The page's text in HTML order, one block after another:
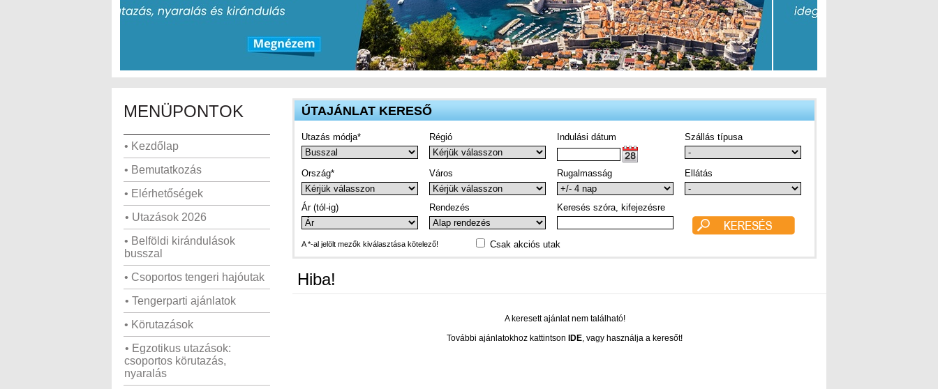
MENÜPONTOK
• Kezdőlap
• Bemutatkozás
• Elérhetőségek
• Utazások 2026
• Belföldi kirándulások
busszal
• Csoportos tengeri hajóutak
• Tengerparti ajánlatok
• Körutazások
• Egzotikus utazások:
csoportos körutazás,
nyaralás
ÚTAJÁNLAT KERESŐ
Utazás módja* Régió Indulási dátum Szállás típusa
Ország* Város Rugalmasság Ellátás
Ár (tól-ig) Rendezés Keresés szóra, kifejezésre
A *-al jelölt mezők kiválasztása kötelező! Csak akciós utak
Hiba!
A keresett ajánlat nem található!
További ajánlatokhoz kattintson
IDE, vagy használja a keresőt!